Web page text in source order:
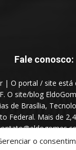
o
Fale conosco:
| O portal / site está
O site/blog
de Brasília,
Federal. Mais de